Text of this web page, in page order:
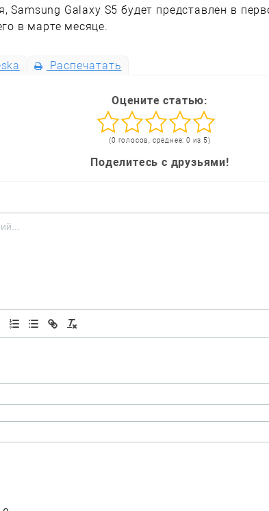
Samsung Galaxy S5 будет представлен в
в марте месяце.
Распечатать
Оцените статью:
(0 голосов, среднее: 0 из 5)
Поделитесь с друзьями!